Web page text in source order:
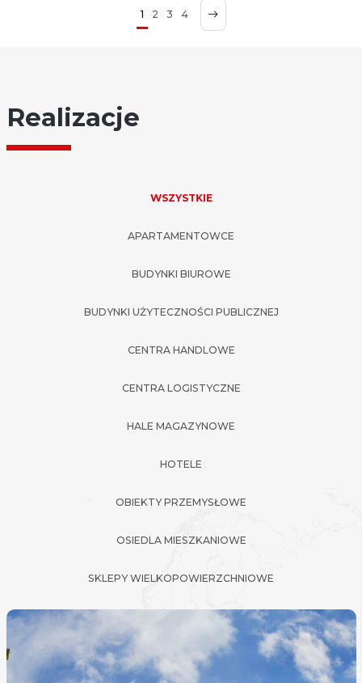
1 2 3 4
Realizacje
WSZYSTKIE
APARTAMENTOWCE
BUDYNKI BIUROWE
BUDYNKI UŻYTECZNOŚCI PUBLICZNEJ
CENTRA HANDLOWE
CENTRA LOGISTYCZNE
HALE MAGAZYNOWE
HOTELE
OBIEKTY PRZEMYSŁOWE
OSIEDLA MIESZKANIOWE
SKLEPY WIELKOPOWIERZCHNIOWE